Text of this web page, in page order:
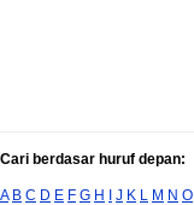
Cari berdasar huruf depan:
A B C D E F G H I J K L M N O